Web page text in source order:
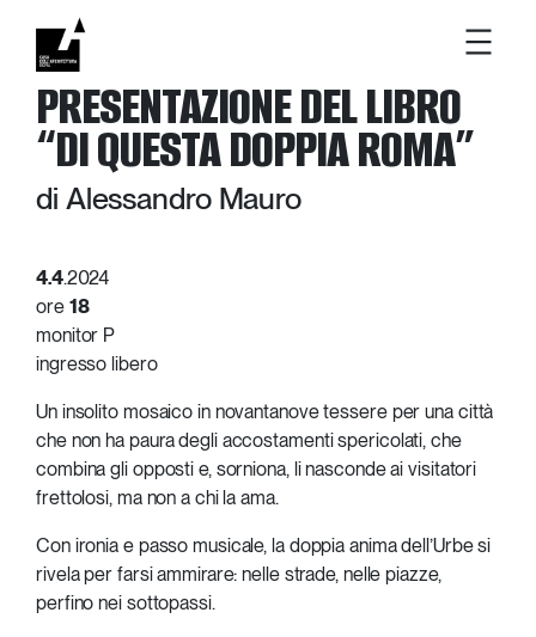
contenutoPRESENTAZIONE DEL LIBRO
“DI QUESTA DOPPIA ROMA”
di Alessandro Mauro
4.4.2024
ore 18
monitor P
ingresso libero
Un insolito mosaico in novantanove tessere per una città
che non ha paura degli accostamenti spericolati, che
combina gli opposti e, sorniona, li nasconde ai visitatori
frettolosi, ma non a chi la ama.
Con ironia e passo musicale, la doppia anima dell’Urbe si
rivela per farsi ammirare: nelle strade, nelle piazze,
perfino nei sottopassi.